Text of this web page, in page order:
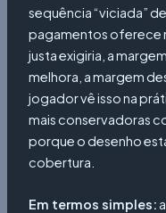
sequência “viciada”
pagamentos oferece
justa exigiria, a
melhora, a margem
jogador vê isso na
mais conservadoras
porque o desenho
cobertura.
Em termos simples: